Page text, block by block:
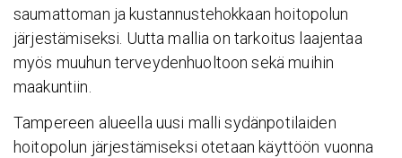
saumattoman ja kustannustehokkaan hoitopolun
järjestämiseksi. Uutta mallia on tarkoitus laajentaa
myös muuhun terveydenhuoltoon sekä muihin
maakuntiin.
Tampereen alueella uusi malli sydänpotilaiden
hoitopolun järjestämiseksi otetaan käyttöön vuonna